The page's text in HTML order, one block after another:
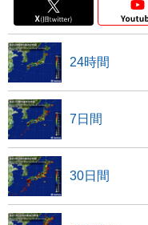
24時間
7日間
30日間